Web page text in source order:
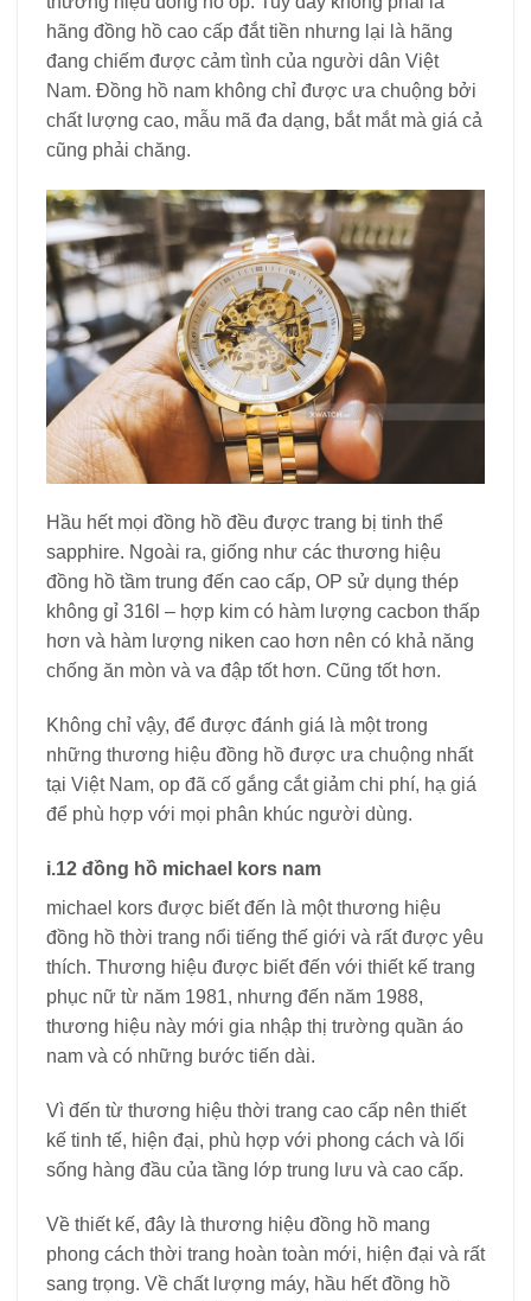
hãng đồng hồ cao cấp đắt tiền nhưng lại là hãng
đang chiếm được cảm tình của người dân Việt
Nam. Đồng hồ nam không chỉ được ưa chuộng bởi
chất lượng cao, mẫu mã đa dạng, bắt mắt mà giá cả
cũng phải chăng.
Hầu hết mọi đồng hồ đều được trang bị tinh thể
sapphire. Ngoài ra, giống như các thương hiệu
đồng hồ tầm trung đến cao cấp, OP sử dụng thép
không gỉ 316l – hợp kim có hàm lượng cacbon thấp
hơn và hàm lượng niken cao hơn nên có khả năng
chống ăn mòn và va đập tốt hơn. Cũng tốt hơn.
Không chỉ vậy, để được đánh giá là một trong
những thương hiệu đồng hồ được ưa chuộng nhất
tại Việt Nam, op đã cố gắng cắt giảm chi phí, hạ giá
để phù hợp với mọi phân khúc người dùng.
i.12 đồng hồ michael kors nam
michael kors được biết đến là một thương hiệu
đồng hồ thời trang nổi tiếng thế giới và rất được yêu
thích. Thương hiệu được biết đến với thiết kế trang
phục nữ từ năm 1981, nhưng đến năm 1988,
thương hiệu này mới gia nhập thị trường quần áo
nam và có những bước tiến dài.
Vì đến từ thương hiệu thời trang cao cấp nên thiết
kế tinh tế, hiện đại, phù hợp với phong cách và lối
sống hàng đầu của tầng lớp trung lưu và cao cấp.
Về thiết kế, đây là thương hiệu đồng hồ mang
phong cách thời trang hoàn toàn mới, hiện đại và rất
sang trọng. Về chất lượng máy, hầu hết đồng hồ